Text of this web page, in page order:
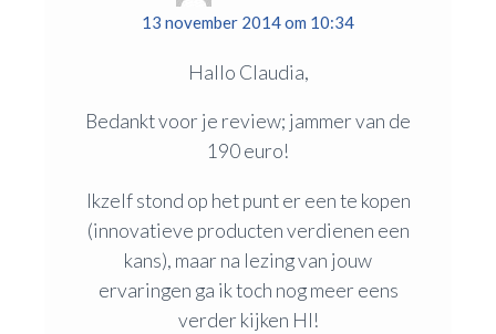
13 november 2014 om 10:34
Hallo Claudia,
Bedankt voor je review; jammer van de
190 euro!
Ikzelf stond op het punt er een te kopen
(innovatieve producten verdienen een
kans), maar na lezing van jouw
ervaringen ga ik toch nog meer eens
verder kijken HI!